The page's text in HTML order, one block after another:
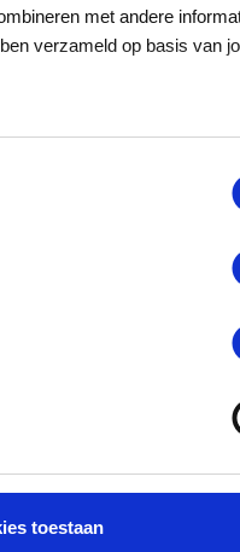
met andere
verzameld op basis van
toestaan
VVV
besteden?
VVV